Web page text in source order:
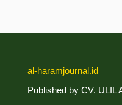
al-haramjournal.id
Published by CV. ULIL